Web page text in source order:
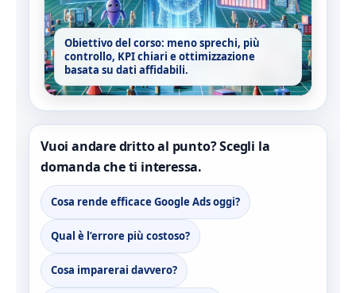
Obiettivo del corso: meno sprechi, più
controllo, KPI chiari e ottimizzazione
basata su dati affidabili.
Vuoi andare dritto al punto? Scegli la
domanda che ti interessa.
Cosa rende efficace Google Ads oggi?
Qual è l’errore più costoso?
Cosa imparerai davvero?